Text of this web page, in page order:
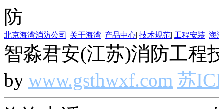
北京海湾消防公司 | 关于海湾| 产品中心| 技术规范| 工程安装| 海
智淼君安(江苏)消防工程
by www.gsthwxf.com 苏